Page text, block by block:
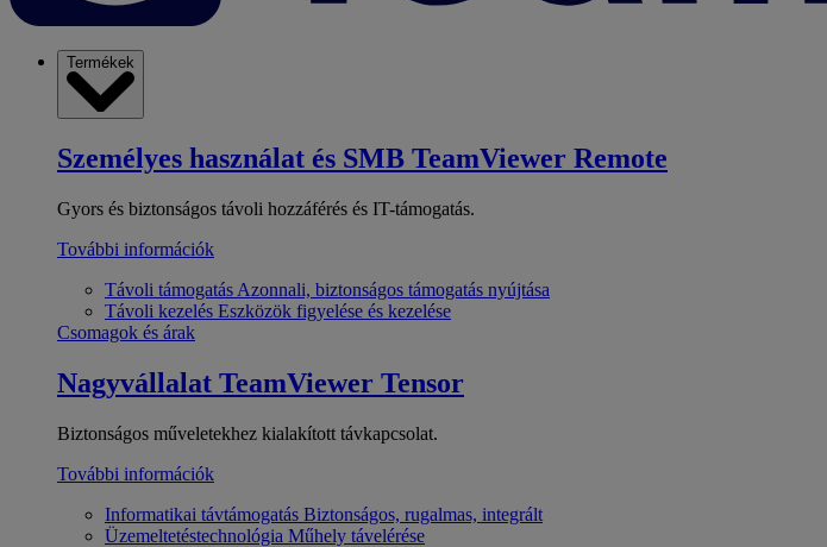
Termékek
Személyes használat és SMB TeamViewer Remote
Gyors és biztonságos távoli hozzáférés és IT-támogatás.
További információk
Távoli támogatás Azonnali, biztonságos támogatás nyújtása
Távoli kezelés Eszközök figyelése és kezelése
Csomagok és árak
Nagyvállalat TeamViewer Tensor
Biztonságos műveletekhez kialakított távkapcsolat.
További információk
Informatikai távtámogatás Biztonságos, rugalmas, integrált
Üzemeltetéstechnológia Műhely távelérése